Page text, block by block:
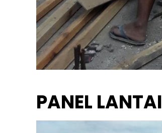
PANEL LANTAI